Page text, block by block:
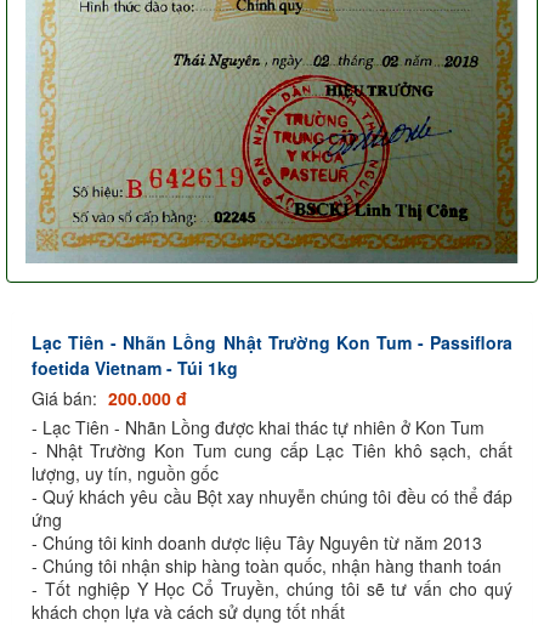
Lạc Tiên - Nhãn Lồng Nhật Trường Kon Tum - Passiflora
foetida Vietnam - Túi 1kg
Giá bán: 200.000 đ
- Lạc Tiên - Nhãn Lồng được khai thác tự nhiên ở Kon Tum
- Nhật Trường Kon Tum cung cấp Lạc Tiên khô sạch, chất
lượng, uy tín, nguồn gốc
- Quý khách yêu cầu Bột xay nhuyễn chúng tôi đều có thể đáp
ứng
- Chúng tôi kinh doanh dược liệu Tây Nguyên từ năm 2013
- Chúng tôi nhận ship hàng toàn quốc, nhận hàng thanh toán
- Tốt nghiệp Y Học Cổ Truyền, chúng tôi sẽ tư vấn cho quý
khách chọn lựa và cách sử dụng tốt nhất